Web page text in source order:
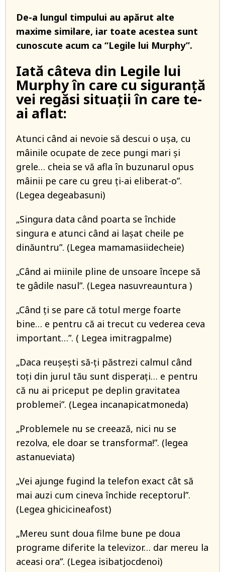
De-a lungul timpului au apărut alte
maxime similare, iar toate acestea sunt
cunoscute acum ca “Legile lui Murphy”.
Iată câteva din Legile lui
Murphy în care cu siguranță
vei regăsi situații în care te-
ai aflat:
Atunci când ai nevoie să descui o ușa, cu
mâinile ocupate de zece pungi mari și
grele… cheia se vă afla în buzunarul opus
mâinii pe care cu greu ți-ai eliberat-o”.
(Legea degeabasuni)
„Singura data când poarta se închide
singura e atunci când ai lașat cheile pe
dinăuntru”. (Legea mamamasiidecheie)
„Când ai miinile pline de unsoare începe să
te gâdile nasul”. (Legea nasuvreauntura )
„Când ți se pare că totul merge foarte
bine… e pentru că ai trecut cu vederea ceva
important…”. ( Legea imitragpalme)
„Daca reușești să-ți păstrezi calmul când
toți din jurul tău sunt disperați… e pentru
că nu ai priceput pe deplin gravitatea
problemei”. (Legea incanapicatmoneda)
„Problemele nu se creează, nici nu se
rezolva, ele doar se transforma!”. (legea
astanueviata)
„Vei ajunge fugind la telefon exact cât să
mai auzi cum cineva închide receptorul”.
(Legea ghicicineafost)
„Mereu sunt doua filme bune pe doua
programe diferite la televizor… dar mereu la
aceasi ora”. (Legea isibatjocdenoi)